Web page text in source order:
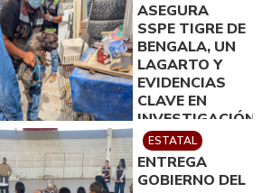
ASEGURA
SSPE TIGRE DE
BENGALA, UN
LAGARTO Y
EVIDENCIAS
CLAVE EN
INVESTIGACIÓN
POR
HOMICIDIO EN
CIUDAD
ESTATAL
ENTREGA
GOBIERNO DEL